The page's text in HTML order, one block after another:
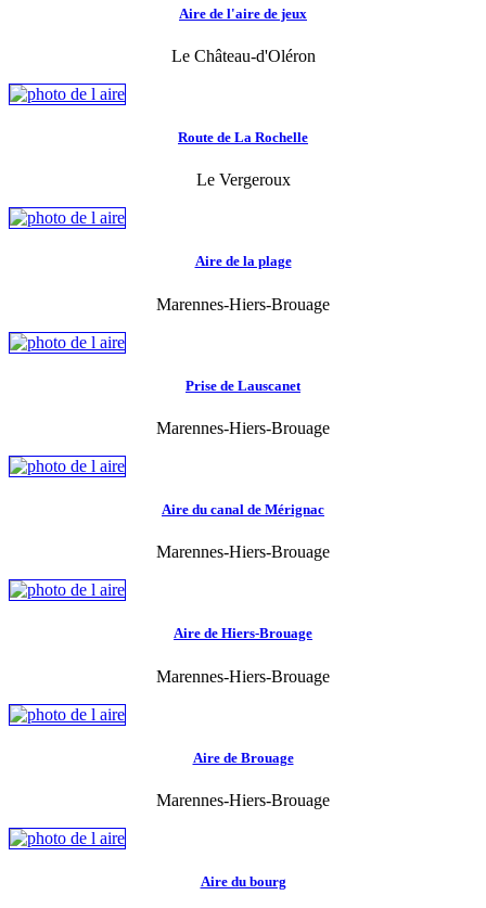
Aire de l'aire de jeux
Le Château-d'Oléron
Route de La Rochelle
Le Vergeroux
Aire de la plage
Marennes-Hiers-Brouage
Prise de Lauscanet
Marennes-Hiers-Brouage
Aire du canal de Mérignac
Marennes-Hiers-Brouage
Aire de Hiers-Brouage
Marennes-Hiers-Brouage
Aire de Brouage
Marennes-Hiers-Brouage
Aire du bourg